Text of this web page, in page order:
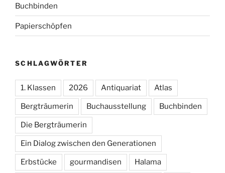
Buchbinden
Papierschöpfen
SCHLAGWÖRTER
1. Klassen 2026 Antiquariat Atlas
Bergträumerin Buchausstellung Buchbinden
Die Bergträumerin
Ein Dialog zwischen den Generationen
Erbstücke gourmandisen Halama